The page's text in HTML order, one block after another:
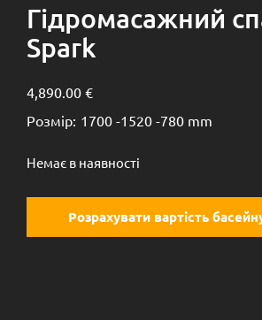
Гідромасажний
Spark
4,890.00 €
Розмір: 1700 -1520 -780 mm
Немає в наявності
Розрахувати вартість